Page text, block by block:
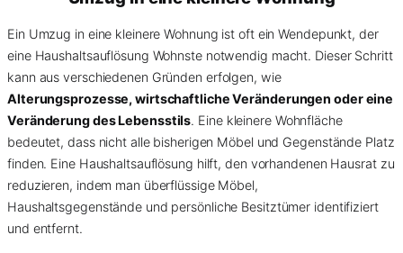
Ein Umzug in eine kleinere Wohnung ist oft ein Wendepunkt, der
eine Haushaltsauflösung Wohnste notwendig macht. Dieser Schritt
kann aus verschiedenen Gründen erfolgen, wie
Alterungsprozesse, wirtschaftliche Veränderungen oder eine
Veränderung des Lebensstils. Eine kleinere Wohnfläche
bedeutet, dass nicht alle bisherigen Möbel und Gegenstände Platz
finden. Eine Haushaltsauflösung hilft, den vorhandenen Hausrat zu
reduzieren, indem man überflüssige Möbel,
Haushaltsgegenstände und persönliche Besitztümer identifiziert
und entfernt.